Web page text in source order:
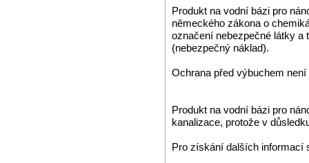
Produkt na vodní bázi pro
německého zákona o
označení nebezpečné látky a
(nebezpečný náklad).
Ochrana před výbuchem není
Produkt na vodní bázi pro
kanalizace, protože v
Pro získání dalších informací